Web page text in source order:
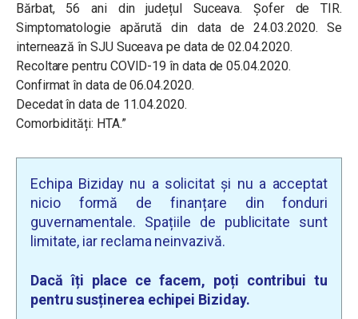
Bărbat, 56 ani din județul Suceava. Șofer de TIR.
Simptomatologie apărută din data de 24.03.2020. Se
internează în SJU Suceava pe data de 02.04.2020.
Recoltare pentru COVID-19 în data de 05.04.2020.
Confirmat în data de 06.04.2020.
Decedat în data de 11.04.2020.
Comorbidități: HTA.”
Echipa Biziday nu a solicitat și nu a acceptat
nicio formă de finanțare din fonduri
guvernamentale. Spațiile de publicitate sunt
limitate, iar reclama neinvazivă.
Dacă îți place ce facem, poți contribui tu
pentru susținerea echipei Biziday.